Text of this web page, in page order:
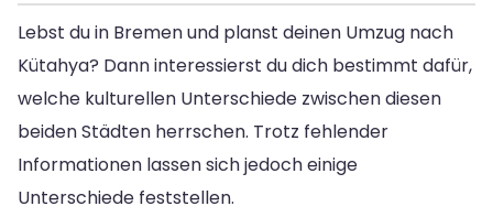
Lebst du in Bremen und planst deinen Umzug nach
Kütahya? Dann interessierst du dich bestimmt dafür,
welche kulturellen Unterschiede zwischen diesen
beiden Städten herrschen. Trotz fehlender
Informationen lassen sich jedoch einige
Unterschiede feststellen.